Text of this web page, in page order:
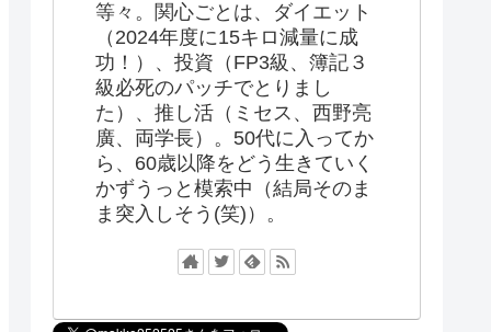
等々。関心ごとは、ダイエット
（2024年度に15キロ減量に成
功！）、投資（FP3級、簿記３
級必死のパッチでとりまし
た）、推し活（ミセス、西野亮
廣、両学長）。50代に入ってか
ら、60歳以降をどう生きていく
かずうっと模索中（結局そのま
ま突入しそう(笑)）。